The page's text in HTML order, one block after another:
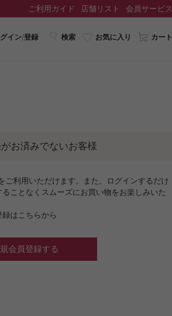
ご利用ガイド 店舗リスト 会員サービス
イン/登録 検索 お気に入り カート
お済みでないお客様
ご利用いただけます。また、ログインするだけ
ことなくスムーズにお買い物をお楽しみいた
はこちらから
会員登録する